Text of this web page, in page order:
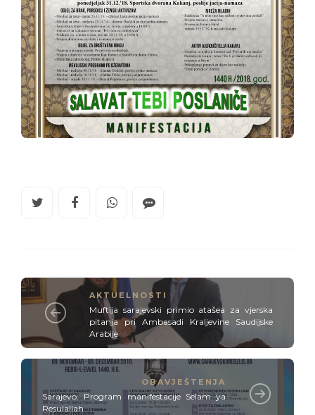
AKTUELNOSTI
Muftija sarajevski primio atašea za vjerska
pitanja pri Ambasadi Kraljevine Saudijske
Arabije
OBAVJEŠTENJA
Sarajevo: Program manifestacije Selam ya
Resulallah